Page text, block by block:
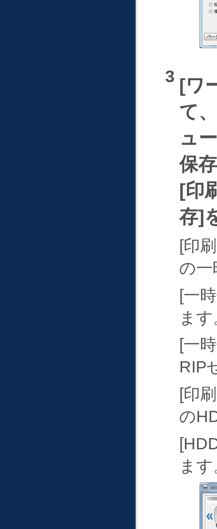
ワ
て、
ュ
保存
印
存
印
の
一
ま
一
RIP
印
の
ま